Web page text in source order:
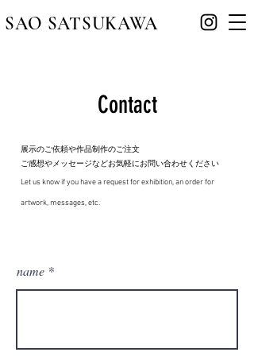
​SAO SATSUKAWA
​Contact
展示のご依頼や作品制作のご注文
ご感想やメッセージなどお気軽にお問い合わせください
Let us know if you have a request for exhibition, anorder for
artwork, messages, etc.
name